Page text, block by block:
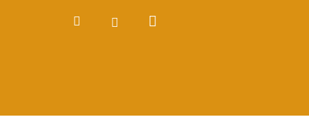
Hledat Přihlášení